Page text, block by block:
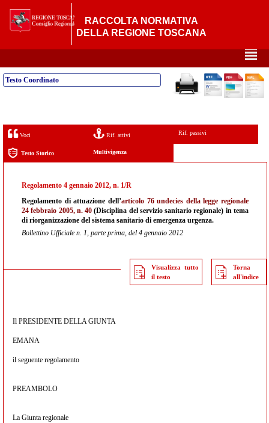
RACCOLTA NORMATIVA
DELLA REGIONE TOSCANA
²
Testo Coordinato
Voci Rif. attivi Rif. passivi
Testo Storico Multivigenza
Regolamento 4 gennaio 2012, n. 1/R
Regolamento di attuazione dell’articolo 76 undecies della legge regionale
24 febbraio 2005, n. 40 (Disciplina del servizio sanitario regionale) in tema
di riorganizzazione del sistema sanitario di emergenza urgenza.
Bollettino Ufficiale n. 1, parte prima, del 4 gennaio 2012
Visualizza tutto
il testo
Torna
all'indice
Il PRESIDENTE DELLA GIUNTA
EMANA
il seguente regolamento
PREAMBOLO
La Giunta regionale